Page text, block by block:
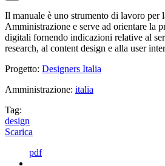
Il manuale è uno strumento di lavoro per
Amministrazione e serve ad orientare la
digitali fornendo indicazioni relative al
research, al content design e alla user
Progetto: Designers Italia
Amministrazione: italia
Tag:
design
Scarica
pdf